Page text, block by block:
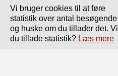
Vi bruger cookies til at føre
statistik over antal besøgende
og huske om du tillader det. Vil
du tillade statistik? Læs mere